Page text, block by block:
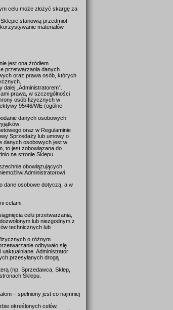
celu może złożyć skargę za
stanowią przedmiot
materiałów
jest ona źródłem
przetwarzania danych
oraz prawa osób, których
„Administratorem”.
prawa, w szczególności
osób fizycznych w
95/46/WE (ogólne
danych osobowych
oraz w Regulaminie
Sprzedaży lub umowy o
danych osobowych jest w
to jest zobowiązana do
na stronie Sklepu
obowiązujących
Administratorowi
dane osobowe dotyczą, a w
celami,
celu przetwarzania,
lub niezgodnym z
technicznych lub
o różnym
odbywało się
Administrator
przesyłanych drogą
(np. Sprzedawca, Sklep,
Sklepu.
– spełniony jest co najmniej
określonych celów,